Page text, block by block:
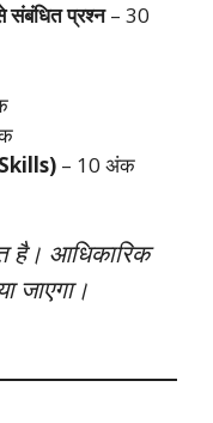
प्रश्न– 30
– 10 अंक
है। आधिकारिक
जाएगा।